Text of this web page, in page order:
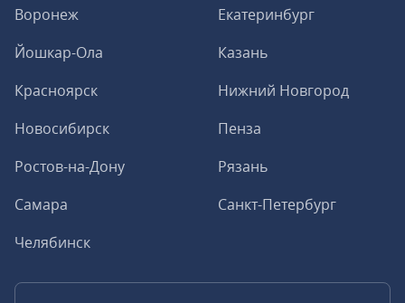
Воронеж
Екатеринбург
Йошкар-Ола
Казань
Красноярск
Нижний Новгород
Новосибирск
Пенза
Ростов-на-Дону
Рязань
Самара
Санкт-Петербург
Челябинск